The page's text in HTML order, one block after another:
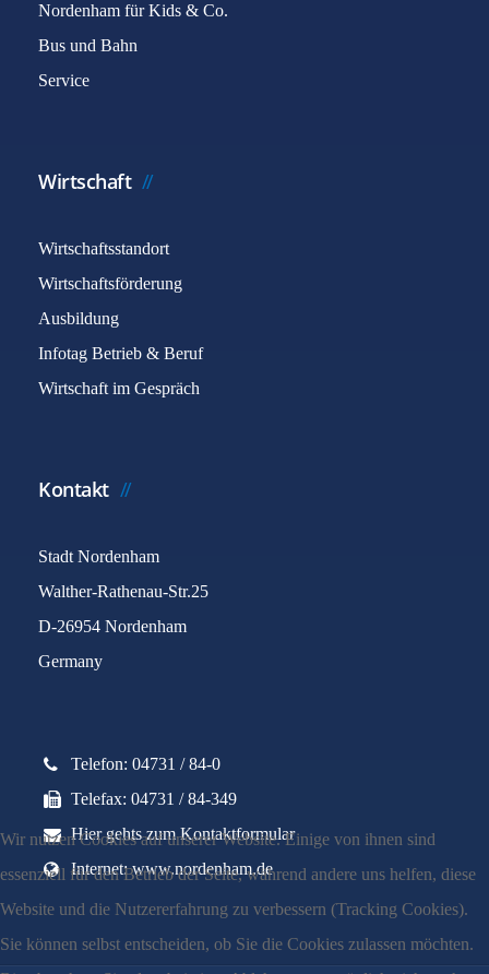
Nordenham für Kids & Co.
Bus und Bahn
Service
Wirtschaft
Wirtschaftsstandort
Wirtschaftsförderung
Ausbildung
Infotag Betrieb & Beruf
Wirtschaft im Gespräch
Kontakt
Stadt Nordenham
Walther-Rathenau-Str.25
D-26954 Nordenham
Germany
Telefon: 04731 / 84-0
Telefax: 04731 / 84-349
Hier gehts zum Kontaktformular
Internet: www.nordenham.de
Wir nutzen Cookies auf unserer Website. Einige von ihnen sind
essenziell für den Betrieb der Seite, während andere uns helfen, diese
Website und die Nutzererfahrung zu verbessern (Tracking Cookies).
Sie können selbst entscheiden, ob Sie die Cookies zulassen möchten.